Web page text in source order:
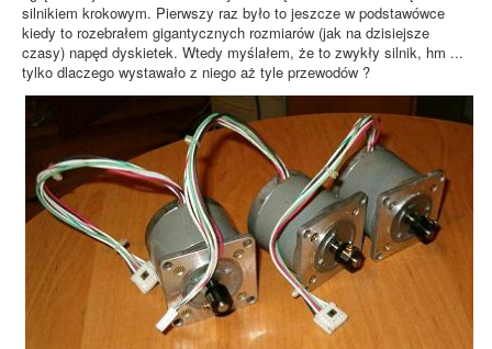
silnikiem krokowym. Pierwszy raz było to jeszcze w podstawówce
kiedy to rozebrałem gigantycznych rozmiarów (jak na dzisiejsze
czasy) napęd dyskietek. Wtedy myślałem, że to zwykły silnik, hm ...
tylko dlaczego wystawało z niego aż tyle przewodów ?